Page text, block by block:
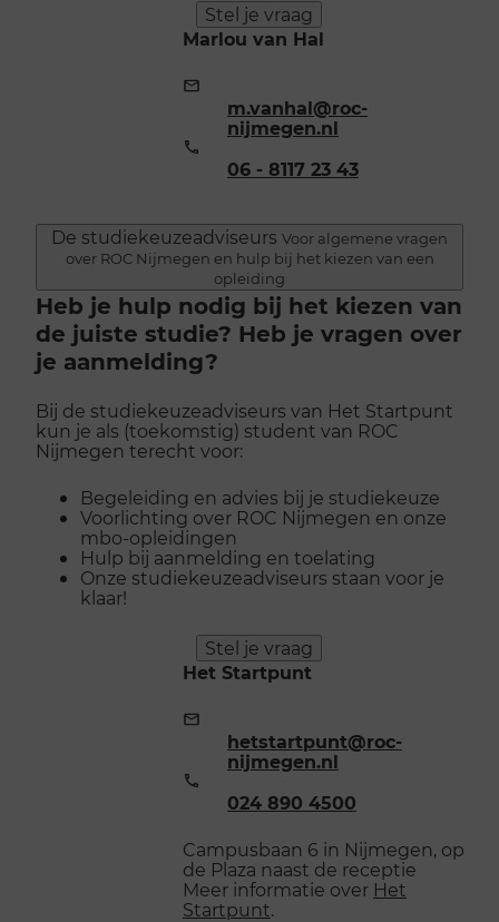
Stel je vraag
Marlou van Hal
mailadres:
m.vanhal@roc-
nijmegen.nl
06 - 8117 23 43
De studiekeuzeadviseurs Voor algemene vragen
over ROC Nijmegen en hulp bij het kiezen van een
opleiding
Heb je hulp nodig bij het kiezen van
de juiste studie? Heb je vragen over
je aanmelding?
Bij de studiekeuzeadviseurs van Het Startpunt
kun je als (toekomstig) student van ROC
Nijmegen terecht voor:
Begeleiding en advies bij je studiekeuze
Voorlichting over ROC Nijmegen en onze
mbo-opleidingen
Hulp bij aanmelding en toelating
Onze studiekeuzeadviseurs staan voor je
klaar!
Stel je vraag
Het Startpunt
mailadres:
hetstartpunt@roc-
nijmegen.nl
024 890 4500
Campusbaan 6 in Nijmegen, op
de Plaza naast de receptie
Meer informatie over Het
Startpunt.